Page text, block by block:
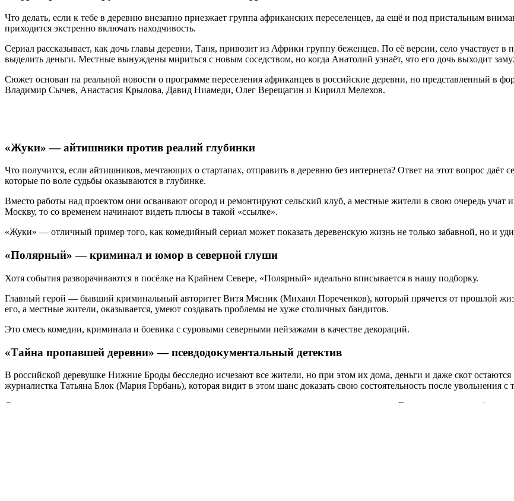
Что делать, если к тебе в деревню внезапно приезжает группа африканских переселенцев, да ещё и под пристальным
приходится экстренно включать находчивость.
Сериал рассказывает, как дочь главы деревни, Таня, привозит из Африки группу беженцев. По её версии, село участвует
выделить деньги. Местные вынуждены мириться с новым соседством, но когда Анатолий узнаёт, что его дочь выходит
Сюжет основан на реальной новости о программе переселения африканцев в российские деревни, но представленный в
Владимир Сычев, Анастасия Крылова, Давид Ниамеди, Олег Верещагин и Кирилл Мелехов.
«Жуки» — айтишники против реалий глубинки
Что получится, если айтишников, мечтающих о стартапах, отправить в деревню без интернета? Ответ на этот вопрос
которые по воле судьбы оказываются в глубинке.
Вместо работы над проектом они осваивают огород и ремонтируют сельский клуб, а местные жители в свою очередь учат
Москву, то со временем начинают видеть плюсы в такой «ссылке».
«Жуки» — отличный пример того, как комедийный сериал может показать деревенскую жизнь не только забавной, но и
«Полярный» — криминал и юмор в северной глуши
Хотя события разворачиваются в посёлке на Крайнем Севере, «Полярный» идеально вписывается в нашу подборку.
Главный герой — бывший криминальный авторитет Витя Мясник (Михаил Пореченков), который прячется от прошлой
его, а местные жители, оказывается, умеют создавать проблемы не хуже столичных бандитов.
Это смесь комедии, криминала и боевика с суровыми северными пейзажами в качестве декораций.
«Тайна пропавшей деревни» — псевдодокументальный детектив
В российской деревушке Нижние Броды бесследно исчезают все жители, но при этом их дома, деньги и даже скот остаются
журналистка Татьяна Блок (Мария Горбань), которая видит в этом шанс доказать свою состоятельность после увольнения с
Сериал снят в стиле псевдодокументального расследования с элементами комедии и детектива. Главная героиня ведёт